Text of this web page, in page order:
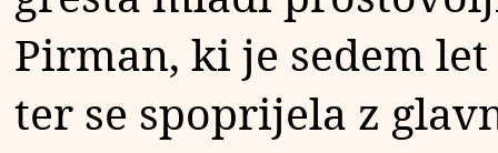
Pirman, ki je sedem
ter se spoprijela z